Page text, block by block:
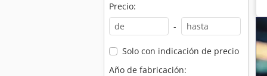
Precio:
-
Solo con indicación de precio
Año de fabricación: